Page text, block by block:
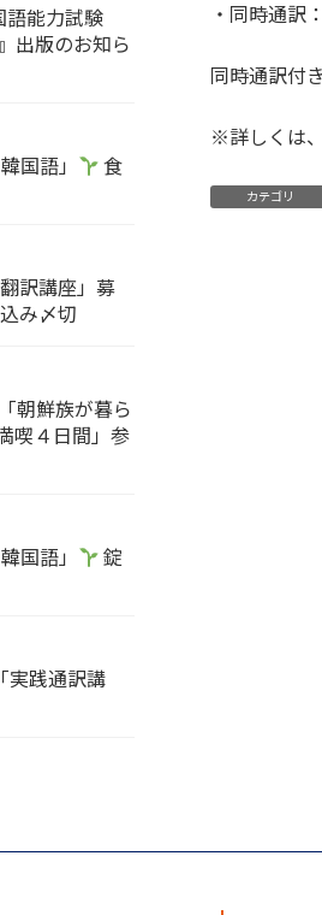
・同時通訳
同時通訳付
※詳しくは、
カテゴリ
語能力試験
出版のお知ら
国語」
食
訳講座」募
み〆切
朝鮮族が暮ら
４日間」参
国語」
錠
実践通訳講